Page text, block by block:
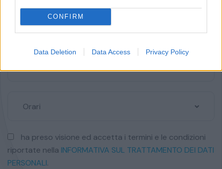
CONFIRM
Data Deletion Data Access Privacy Policy
Orari
ha preso visione ed accetta i termini e le condizioni
riportate nella INFORMATIVA SUL TRATTAMENTO DEI DATI
PERSONALI.